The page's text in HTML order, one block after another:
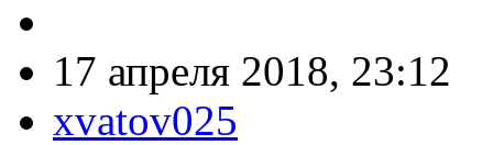
17 апреля 2018, 23:12
xvatov025